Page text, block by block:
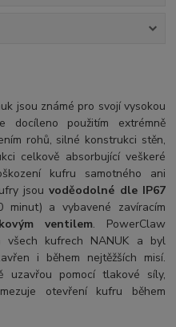
jsou známé pro svojí vysokou
použitím extrémně
rohů, silné konstrukci stěn,
celkově absorbující veškeré
kufru samotného ani
jsouvoděodolné dle IP67
a vybavené zavíracím
ventilem. PowerClaw
všech kufrech NANUK a byl
i během nejtěžších misí.
uzavřou pomocí tlakové síly,
otevření kufru během